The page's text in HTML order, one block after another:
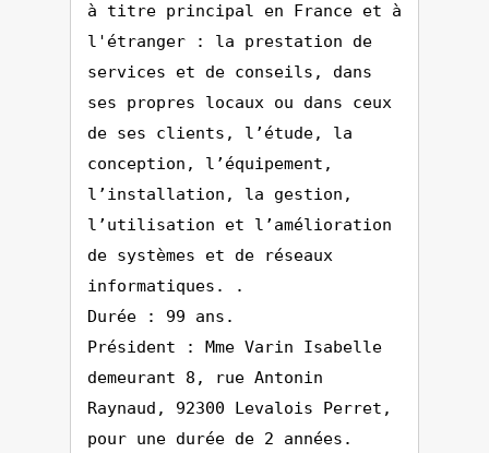
à titre principal en France et à
l'étranger : la prestation de
services et de conseils, dans
ses propres locaux ou dans ceux
de ses clients, l’étude, la
conception, l’équipement,
l’installation, la gestion,
l’utilisation et l’amélioration
de systèmes et de réseaux
informatiques. .
Durée : 99 ans.
Président : Mme Varin Isabelle
demeurant 8, rue Antonin
Raynaud, 92300 Levalois Perret,
pour une durée de 2 années.